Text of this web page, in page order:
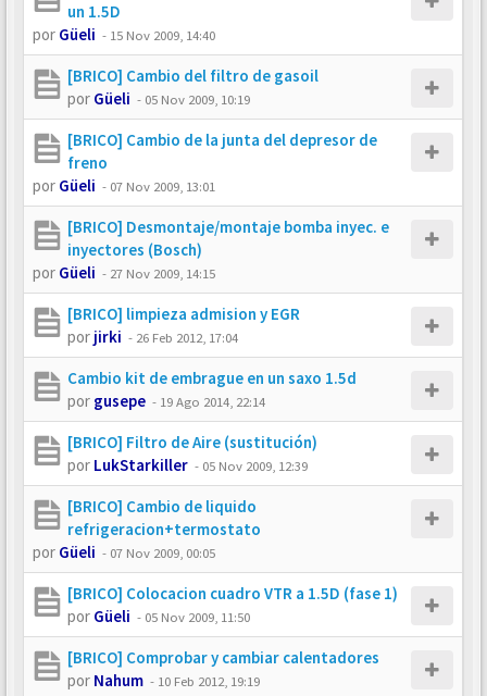
un 1.5D
por Güeli - 15 Nov 2009, 14:40
[BRICO] Cambio del filtro de gasoil
por Güeli - 05 Nov 2009, 10:19
[BRICO] Cambio de la junta del depresor de
freno
por Güeli - 07 Nov 2009, 13:01
[BRICO] Desmontaje/montaje bomba inyec. e
inyectores (Bosch)
por Güeli - 27 Nov 2009, 14:15
[BRICO] limpieza admision y EGR
por jirki - 26 Feb 2012, 17:04
Cambio kit de embrague en un saxo 1.5d
por gusepe - 19 Ago 2014, 22:14
[BRICO] Filtro de Aire (sustitución)
por LukStarkiller - 05 Nov 2009, 12:39
[BRICO] Cambio de liquido
refrigeracion+termostato
por Güeli - 07 Nov 2009, 00:05
[BRICO] Colocacion cuadro VTR a 1.5D (fase 1)
por Güeli - 05 Nov 2009, 11:50
[BRICO] Comprobar y cambiar calentadores
por Nahum - 10 Feb 2012, 19:19